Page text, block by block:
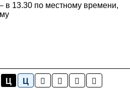
Ц Ц
в 13.30 по местному времени,